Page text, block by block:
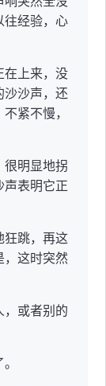
往经验，心
在上来，没
沙沙声，还
紧不慢，
明显地拐
表明它正
狂跳，再这
，这时突然
或者别的